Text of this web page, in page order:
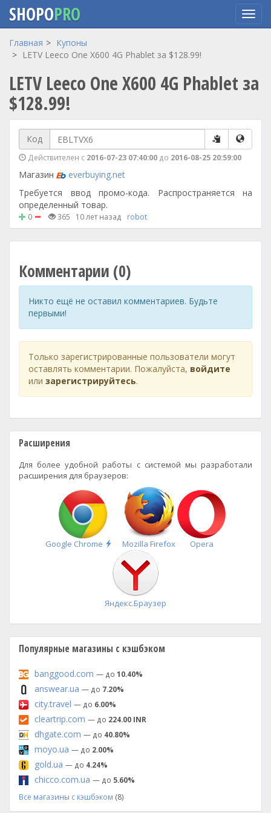
Перейти
содержанию
SHOPOPRO
Главная
Купоны
LETV Leeco One X600 4G Phablet за $128.99!
LETV Leeco One X600 4G Phablet за
$128.99!
Код
Действителен с 2016-07-23 07:40:00 до 2016-08-25 20:59:00
Магазин
everbuying.net
Требуется ввод промо-кода. Распространяется на
определенный товар.
0 365 10 лет назад robot
Комментарии (0)
Никто ещё не оставил комментариев. Будьте
первыми!
Только зарегистрированные пользователи могут
оставлять комментарии. Пожалуйста, войдите
или зарегистрируйтесь.
Расширения
Для более удобной работы с системой мы разработали
расширения для браузеров:
Google Chrome
Быстрая
установка
Mozilla Firefox Opera
Яндекс.Браузер
Популярные магазины с кэшбэком
banggood.com — до 10.40%
answear.ua — до 7.20%
city.travel — до 6.00%
cleartrip.com — до 224.00 INR
dhgate.com — до 40.80%
moyo.ua — до 2.00%
gold.ua — до 4.24%
chicco.com.ua — до 5.60%
Все магазины с кэшбэком (8)